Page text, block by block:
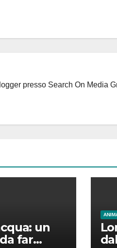
presso Search On Media
un
far